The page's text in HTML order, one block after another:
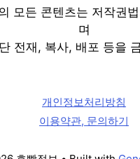
모든 콘텐츠는 저작권
며
전재, 복사, 배포 등을
개인정보처리방침
이용약관, 문의하기